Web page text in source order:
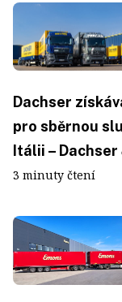
Dachser
pro sběrnou
Itálii –
3 minuty čtení